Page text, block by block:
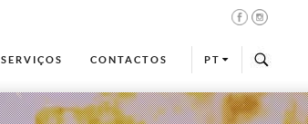
SERVIÇOS CONTACTOS PT